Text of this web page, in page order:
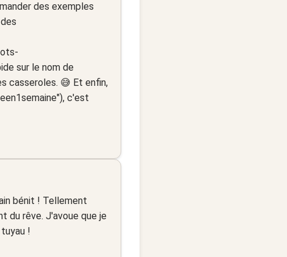
des exemples
sur le nom de
casseroles. 😅 Et enfin,
c'est
bénit ! Tellement
du rêve. J'avoue que je
!